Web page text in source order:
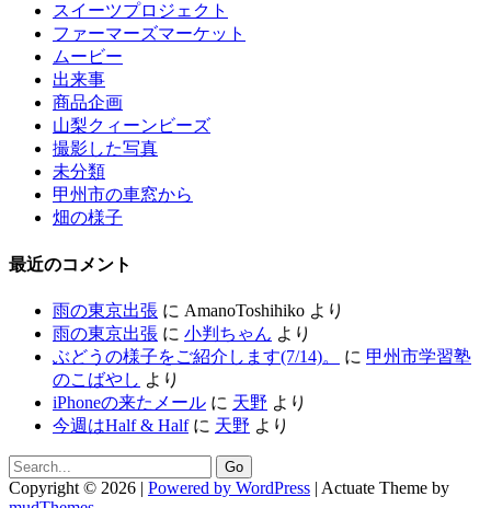
スイーツプロジェクト
ファーマーズマーケット
ムービー
出来事
商品企画
山梨クィーンビーズ
撮影した写真
未分類
甲州市の車窓から
畑の様子
最近のコメント
雨の東京出張 に AmanoToshihiko より
雨の東京出張 に 小判ちゃん より
ぶどうの様子をご紹介します(7/14)。
に 甲州市学習塾
のこばやし より
iPhoneの来たメール に 天野 より
今週はHalf & Halfに 天野 より
Copyright © 2026 | Powered by WordPress | Actuate Theme by